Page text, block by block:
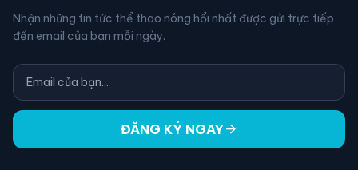
Nhận những tin tức thể thao nóng hổi nhất được gửi trực tiếp
đến email của bạn mỗi ngày.
ĐĂNG KÝ NGAYarrow_forward